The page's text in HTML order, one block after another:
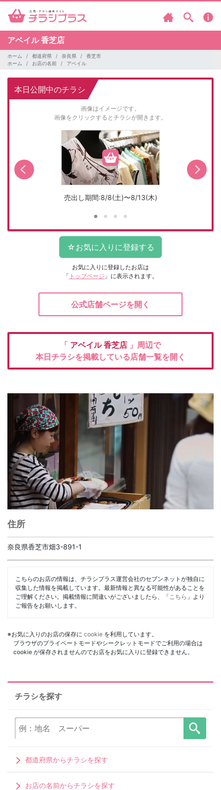
アベイル香芝店
ホーム 都道府県 奈良県
香芝市
ホーム
お店の名前 アベイル
本日公開中のチラシ
画像はイメージです。
画像をクリックするとチラシが開きます。
売出し期間:8/8(土)〜8/13(木)
お気に入りに登録したお店は
「 トップページ 」に表示されます。
公式店舗ページを開く
「 アベイル香芝店 」周辺で
本日チラシを掲載している店舗一覧を開く
住所
奈良県香芝市畑3-891-1
こちらのお店の情報は、チラシプラス運営会社のセブンネットが独自に
収集した情報を掲載しています。最新情報と異なる可能性があることを
ご理解ください。掲載情報に間違いがございましたら、「 こちら 」より
ご報告をお願いします。
※お気に入りのお店の保存に cookie を利用しています。
ブラウザのプライベートモードやシークレットモードでご利用の場合は
cookie が保存されませんのでお店をお気に入りに登録できません。
チラシを探す
都道府県からチラシを探す
お店の名前からチラシを探す